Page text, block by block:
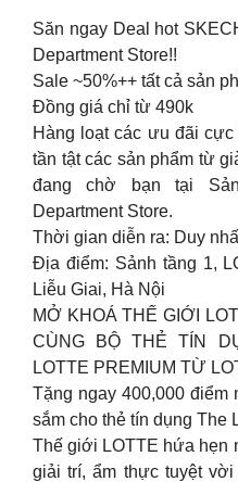
Săn ngay Deal hot
Department Store!!
Sale ~50%++ tất cả sản
Đồng giá chỉ từ 490k
Hàng loạt các ưu đãi
tần tật các sản phẩm từ
đang chờ bạn tại
Department Store.
Thời gian diễn ra: Duy
Địa điểm: Sảnh tầng 1,
Liễu Giai, Hà Nội
MỞ KHOÁ THẾ GIỚI
CÙNG BỘ THẺ TÍN
LOTTE PREMIUM TỪ
Tặng ngay 400,000 điểm
sắm cho thẻ tín dụng The
Thế giới LOTTE hứa hẹn
giải trí, ẩm thực tuyệt